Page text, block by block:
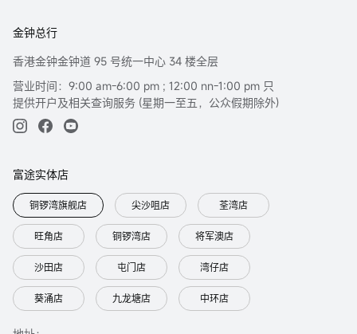
金钟总行
香港金钟金钟道 95 号统一中心 34 楼全层
营业时间：9:00 am-6:00 pm ; 12:00 nn-1:00 pm 只
提供开户及相关查询服务 (星期一至五，公众假期除外)
富途实体店
铜锣湾旗舰店 尖沙咀店 荃湾店
旺角店 铜锣湾店 将军澳店
沙田店 屯门店 湾仔店
葵涌店 九龙塘店 中环店